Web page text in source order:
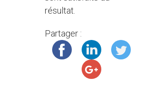
résultat.
Partager :